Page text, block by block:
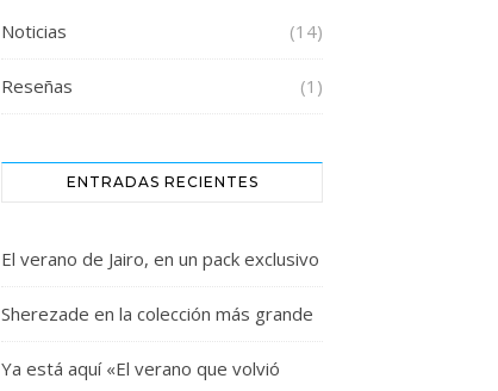
Noticias (14)
Reseñas (1)
ENTRADAS RECIENTES
El verano de Jairo, en un pack exclusivo
Sherezade en la colección más grande
Ya está aquí «El verano que volvió